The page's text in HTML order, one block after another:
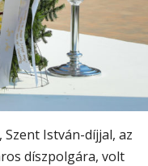
István-díjjal, az
díszpolgára, volt